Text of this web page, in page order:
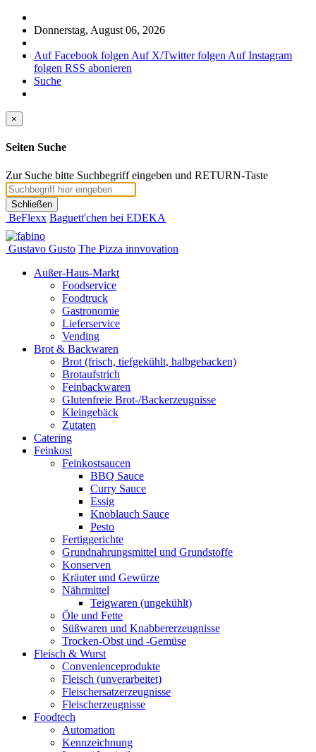
Donnerstag, August 06, 2026
Auf Facebook folgen Auf X/Twitter folgen Auf Instagram
folgen RSS abonieren
Suche
×
Seiten Suche
Zur Suche bitte Suchbegriff eingeben und RETURN-Taste
Schließen
BeFlexx Baguett'chen bei EDEKA
Gustavo Gusto The Pizza innvovation
Außer-Haus-Markt
Foodservice
Foodtruck
Gastronomie
Lieferservice
Vending
Brot & Backwaren
Brot (frisch, tiefgekühlt, halbgebacken)
Brotaufstrich
Feinbackwaren
Glutenfreie Brot-/Backerzeugnisse
Kleingebäck
Zutaten
Catering
Feinkost
Feinkostsaucen
BBQ Sauce
Curry Sauce
Essig
Knoblauch Sauce
Pesto
Fertiggerichte
Grundnahrungsmittel und Grundstoffe
Konserven
Kräuter und Gewürze
Nährmittel
Teigwaren (ungekühlt)
Öle und Fette
Süßwaren und Knabbererzeugnisse
Trocken-Obst und -Gemüse
Fleisch & Wurst
Convenienceprodukte
Fleisch (unverarbeitet)
Fleischersatzerzeugnisse
Fleischerzeugnisse
Foodtech
Automation
Kennzeichnung